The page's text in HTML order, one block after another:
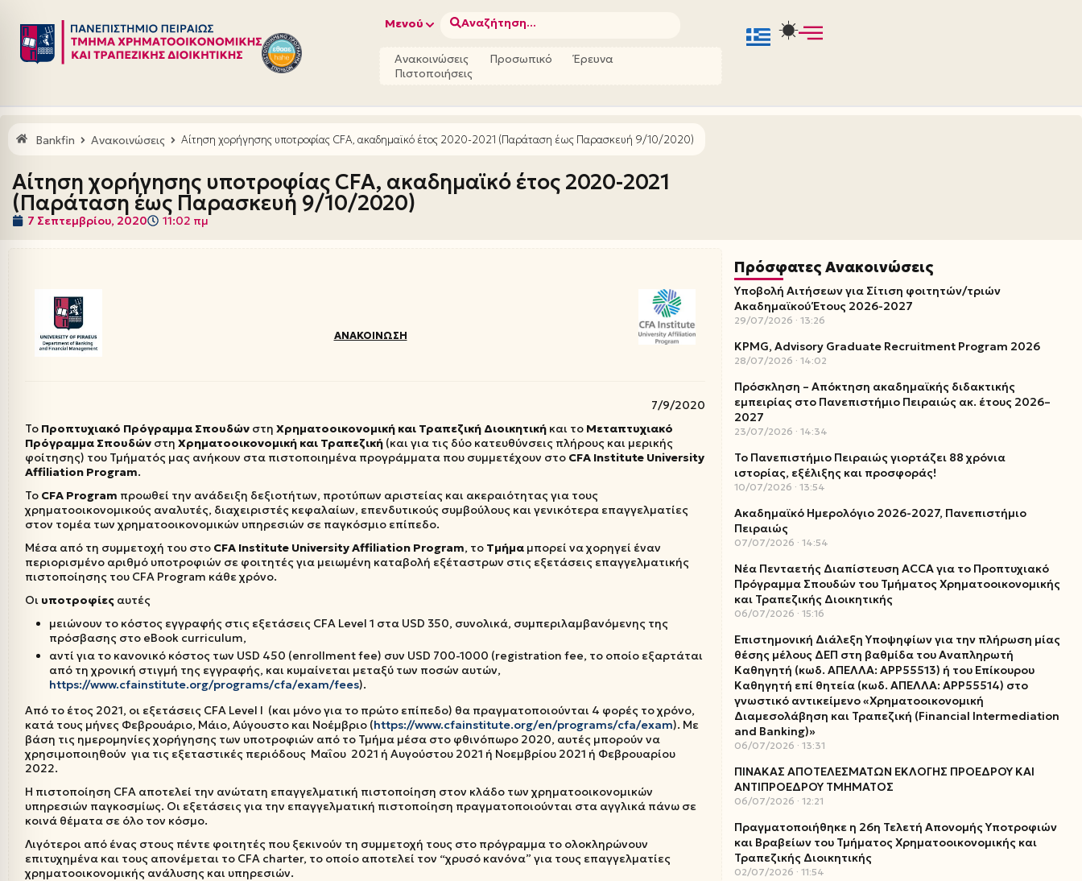
Μεταπηδήστε
στο
Μενού Αναζήτηση...
Ανακοινώσεις Προσωπικό
Έρευνα
Πιστοποιήσεις
Bankfin Ανακοινώσεις Αίτηση χορήγησης υποτροφίας CFA, ακαδημαϊκό έτος 2020-2021 (Παράταση έως Παρασκευή 9/10/2020)
Αίτηση χορήγησης υποτροφίας CFA, ακαδημαϊκό έτος 2020-2021
(Παράταση έως Παρασκευή 9/10/2020)
7 Σεπτεμβρίου, 2020 11:02 πμ
ΑΝΑΚΟΙΝΩΣΗ
7/9/2020
Το Προπτυχιακό Πρόγραμμα Σπουδών στη Χρηματοοικονομική και Τραπεζική Διοικητική και το Μεταπτυχιακό
Πρόγραμμα Σπουδών στη Χρηματοοικονομική και Τραπεζική (και για τις δύο κατευθύνσεις πλήρους και μερικής
φοίτησης) του Τμήματός μας ανήκουν στα πιστοποιημένα προγράμματα που συμμετέχουν στο CFA Institute University
Affiliation Program.
Το CFA Program προωθεί την ανάδειξη δεξιοτήτων, προτύπων αριστείας και ακεραιότητας για τους
χρηματοοικονομικούς αναλυτές, διαχειριστές κεφαλαίων, επενδυτικούς συμβούλους και γενικότερα επαγγελματίες
στον τομέα των χρηματοοικονομικών υπηρεσιών σε παγκόσμιο επίπεδο.
Μέσα από τη συμμετοχή του στο CFA Institute University Affiliation Program, το Τμήμα μπορεί να χορηγεί έναν
περιορισμένο αριθμό υποτροφιών σε φοιτητές για μειωμένη καταβολή εξέταστρων στις εξετάσεις επαγγελματικής
πιστοποίησης του CFA Program κάθε χρόνο.
Οι υποτροφίες αυτές
μειώνουν το κόστος εγγραφής στις εξετάσεις CFA Level 1 στα USD 350, συνολικά, συμπεριλαμβανόμενης της
πρόσβασης στο eBook curriculum,
αντί για το κανονικό κόστος των USD 450 (enrollment fee) συν USD 700-1000 (registration fee, το οποίο εξαρτάται
από τη χρονική στιγμή της εγγραφής, και κυμαίνεται μεταξύ των ποσών αυτών,
https://www.cfainstitute.org/programs/cfa/exam/fees).
Από το έτος 2021, οι εξετάσεις CFA Level I (και μόνο για το πρώτο επίπεδο) θα πραγματοποιούνται 4 φορές το χρόνο,
κατά τους μήνες Φεβρουάριο, Μάιο, Αύγουστο και Νοέμβριο (https://www.cfainstitute.org/en/programs/cfa/exam). Με
βάση τις ημερομηνίες χορήγησης των υποτροφιών από το Τμήμα μέσα στο φθινόπωρο 2020, αυτές μπορούν να
χρησιμοποιηθούν για τις εξεταστικές περιόδους Μαΐου 2021 ή Αυγούστου 2021 ή Νοεμβρίου 2021 ή Φεβρουαρίου
2022.
Η πιστοποίηση CFA αποτελεί την ανώτατη επαγγελματική πιστοποίηση στον κλάδο των χρηματοοικονομικών
υπηρεσιών παγκοσμίως. Οι εξετάσεις για την επαγγελματική πιστοποίηση πραγματοποιούνται στα αγγλικά πάνω σε
κοινά θέματα σε όλο τον κόσμο.
Λιγότεροι από ένας στους πέντε φοιτητές που ξεκινούν τη συμμετοχή τους στο πρόγραμμα το ολοκληρώνουν
επιτυχημένα και τους απονέμεται το CFA charter, το οποίο αποτελεί τον “χρυσό κανόνα” για τους επαγγελματίες
χρηματοοικονομικής ανάλυσης και υπηρεσιών.
Πρόσφατες Ανακοινώσεις
Υποβολή Αιτήσεων για Σίτιση φοιτητών/τριών
Ακαδημαϊκού Έτους 2026-2027
29/07/2026 13:26
KPMG, Advisory Graduate Recruitment Program 2026
28/07/2026 14:02
Πρόσκληση – Απόκτηση ακαδημαϊκής διδακτικής
εμπειρίας στο Πανεπιστήμιο Πειραιώς ακ. έτους 2026–
2027
23/07/2026 14:34
Το Πανεπιστήμιο Πειραιώς γιορτάζει 88 χρόνια
ιστορίας, εξέλιξης και προσφοράς!
10/07/2026 13:54
Ακαδημαϊκό Ημερολόγιο 2026-2027, Πανεπιστήμιο
Πειραιώς
07/07/2026 14:54
Νέα Πενταετής Διαπίστευση ACCA για το Προπτυχιακό
Πρόγραμμα Σπουδών του Τμήματος Χρηματοοικονομικής
και Τραπεζικής Διοικητικής
06/07/2026 15:16
Επιστημονική Διάλεξη Υποψηφίων για την πλήρωση μίας
θέσης μέλους ΔΕΠ στη βαθμίδα του Αναπληρωτή
Καθηγητή (κωδ. ΑΠΕΛΛΑ: ΑΡΡ55513) ή του Επίκουρου
Καθηγητή επί θητεία (κωδ. ΑΠΕΛΛΑ: ΑΡΡ55514) στο
γνωστικό αντικείμενο «Χρηματοοικονομική
Διαμεσολάβηση και Τραπεζική (Financial Intermediation
and Banking)»
06/07/2026 13:31
ΠΙΝΑΚΑΣ ΑΠΟΤΕΛΕΣΜΑΤΩΝ ΕΚΛΟΓΗΣ ΠΡΟΕΔΡΟΥ ΚΑΙ
ΑΝΤΙΠΡΟΕΔΡΟΥ ΤΜΗΜΑΤΟΣ
06/07/2026 12:21
Πραγματοποιήθηκε η 26η Τελετή Απονομής Υποτροφιών
και Βραβείων του Τμήματος Χρηματοοικονομικής και
Τραπεζικής Διοικητικής
02/07/2026 11:54